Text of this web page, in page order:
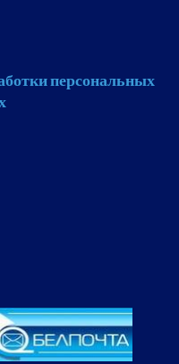
персональных